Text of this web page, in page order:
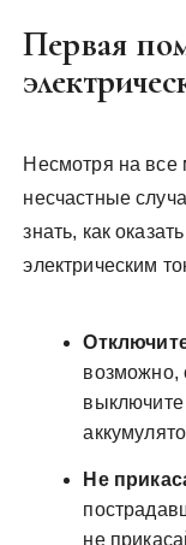
Первая
Несмотря на все
несчастные
знать, как
электрическим
возможно,
Не
не